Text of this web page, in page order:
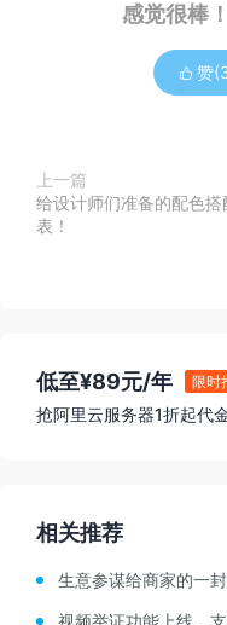
感觉很棒
 赞(
上一篇
给设计师们准备的配色搭
表！
低至¥89元/年 限时
抢阿里云服务器1折起代
相关推荐
生意参谋给商家的一封
视频举证功能上线，